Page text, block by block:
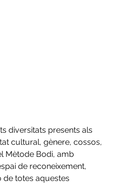
diversitats presents als
cultural, gènere, cossos,
Mètode Bodi, amb
de reconeixement,
de totes aquestes